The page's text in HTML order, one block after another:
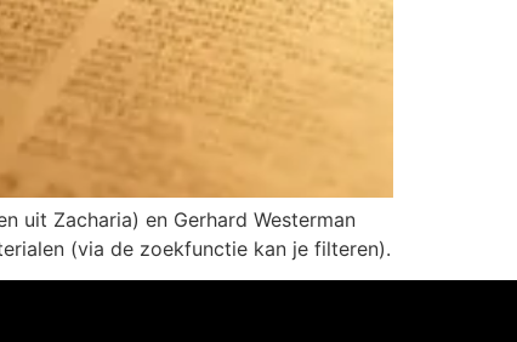
uit Zacharia) en Gerhard Westerman
(via de zoekfunctie kan je filteren).